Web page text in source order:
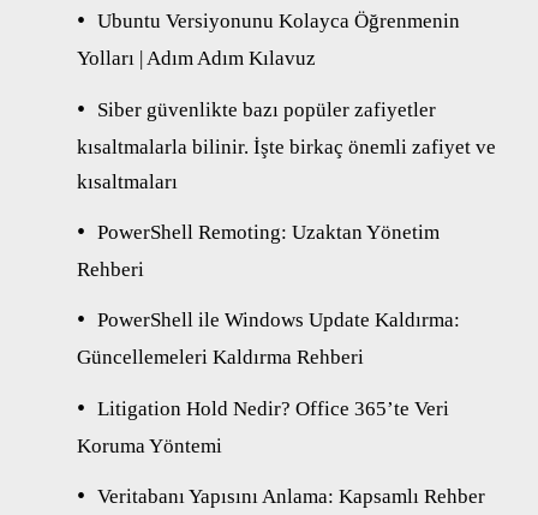
Ubuntu Versiyonunu Kolayca Öğrenmenin
Yolları | Adım Adım Kılavuz
Siber güvenlikte bazı popüler zafiyetler
kısaltmalarla bilinir. İşte birkaç önemli zafiyet ve
kısaltmaları
PowerShell Remoting: Uzaktan Yönetim
Rehberi
PowerShell ile Windows Update Kaldırma:
Güncellemeleri Kaldırma Rehberi
Litigation Hold Nedir? Office 365’te Veri
Koruma Yöntemi
Veritabanı Yapısını Anlama: Kapsamlı Rehber